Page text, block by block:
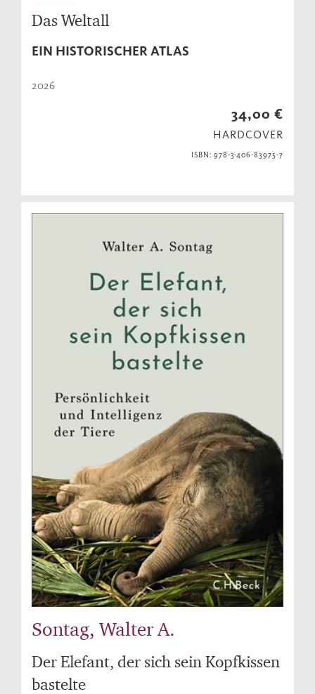
Das Weltall
EIN HISTORISCHER ATLAS
2026
34,00 €
HARDCOVER
ISBN: 978-3-406-83975-7
Sontag, Walter A.
Der Elefant, der sich sein Kopfkissen
bastelte